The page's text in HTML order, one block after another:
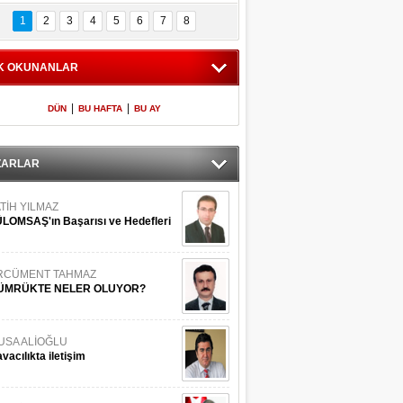
İstanbul
Adaları
600 milletvekilinin
listesi
1 2 3 4 5 6 7 8
OKUNANLAR
DÜN BU HAFTA BU AY
YILMAZ
Başarısı ve Hedefleri
TAHMAZ
NELER OLUYOR?
ALİOĞLU
iletişim